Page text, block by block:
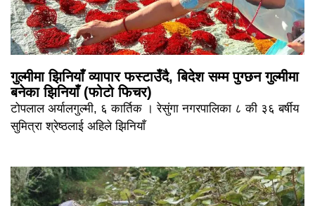
गुल्मीमा झिनियाँ व्यापार फस्टाउँदै, बिदेश सम्म पुग्छन गुल्मीमा
बनेका झिनियाँ (फोटो फिचर)
टोपलाल अर्यालगुल्मी, ६ कार्तिक । रेसुंगा नगरपालिका ८ की ३६ बर्षीय
सुमित्रा श्रेष्ठलाई अहिले झिनियाँ